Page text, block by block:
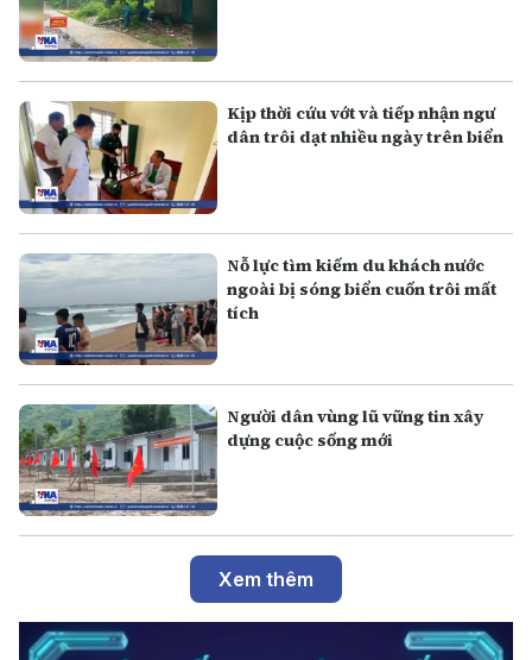
Kịp thời cứu vớt và tiếp nhận ngư
dân trôi dạt nhiều ngày trên biển
Nỗ lực tìm kiếm du khách nước
ngoài bị sóng biển cuốn trôi mất
tích
Người dân vùng lũ vững tin xây
dựng cuộc sống mới
Xem thêm